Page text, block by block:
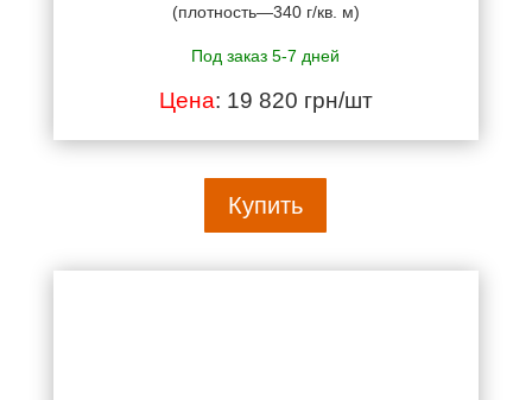
(плотность—340 г/кв. м)
Под заказ 5-7 дней
Цена: 19 820 грн/шт
Купить